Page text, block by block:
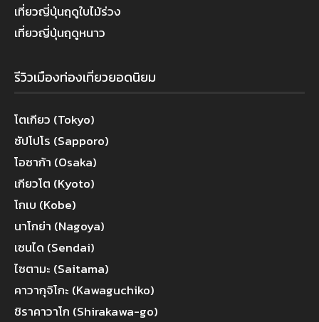
เที่ยวญี่ปุ่นฤดูใบไม้ร่วง
เที่ยวญี่ปุ่นฤดูหนาว
รีวิวเมืองท่องเที่ยวยอดนิยม
โตเกียว (Tokyo)
ซัปโปโร (Sapporo)
โอซาก้า (Osaka)
เกียวโต (Kyoto)
โกเบ (Kobe)
นาโกย่า (Nagoya)
เซนได (Sendai)
ไซตามะ (Saitama)
คาวากุจิโกะ (Kawaguchiko)
ชิราคาวาโก (Shirakawa-go)